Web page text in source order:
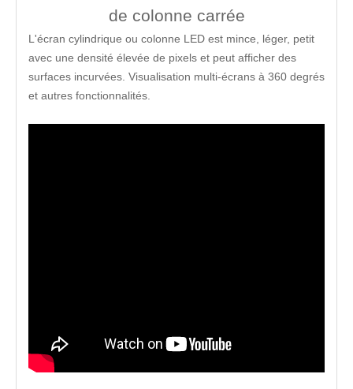
de colonne carrée
L'écran cylindrique ou colonne LED est mince, léger, petit
avec une densité élevée de pixels et peut afficher des
surfaces incurvées. Visualisation multi-écrans à 360 degrés
et autres fonctionnalités.